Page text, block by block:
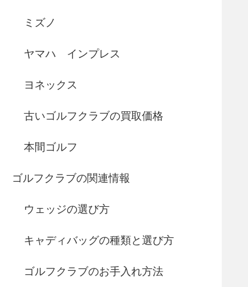
ミズノ
ヤマハ インプレス
ヨネックス
古いゴルフクラブの買取価格
本間ゴルフ
ゴルフクラブの関連情報
ウェッジの選び方
キャディバッグの種類と選び方
ゴルフクラブのお手入れ方法